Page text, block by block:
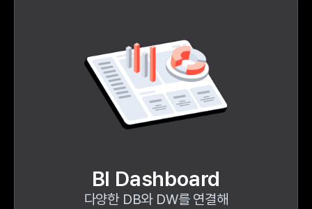
BI Dashboard
다양한 DB와 DW를 연결해